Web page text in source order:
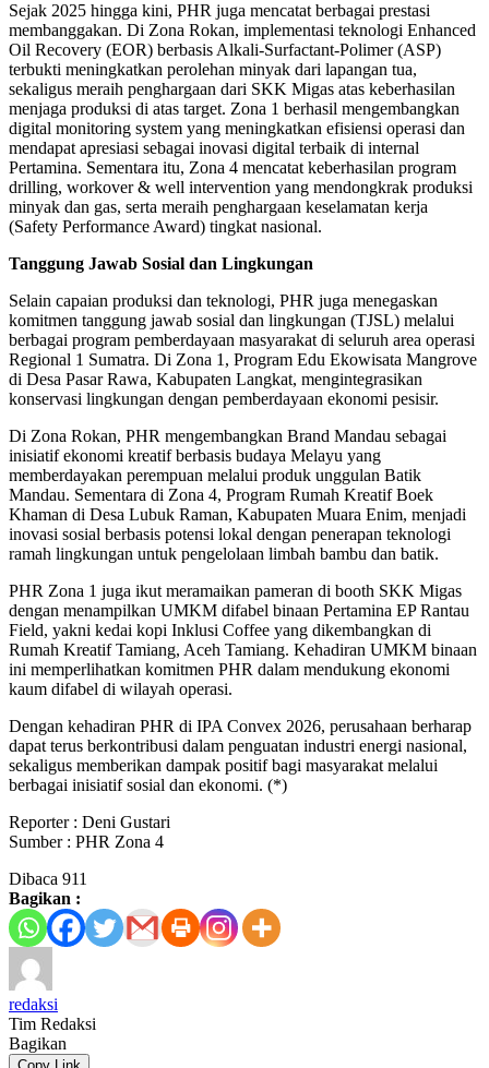
Sejak 2025 hingga kini, PHR juga mencatat berbagai prestasi
membanggakan. Di Zona Rokan, implementasi teknologi Enhanced
Oil Recovery (EOR) berbasis Alkali-Surfactant-Polimer (ASP)
terbukti meningkatkan perolehan minyak dari lapangan tua,
sekaligus meraih penghargaan dari SKK Migas atas keberhasilan
menjaga produksi di atas target. Zona 1 berhasil mengembangkan
digital monitoring system yang meningkatkan efisiensi operasi dan
mendapat apresiasi sebagai inovasi digital terbaik di internal
Pertamina. Sementara itu, Zona 4 mencatat keberhasilan program
drilling, workover & well intervention yang mendongkrak produksi
minyak dan gas, serta meraih penghargaan keselamatan kerja
(Safety Performance Award) tingkat nasional.
Tanggung Jawab Sosial dan Lingkungan
Selain capaian produksi dan teknologi, PHR juga menegaskan
komitmen tanggung jawab sosial dan lingkungan (TJSL) melalui
berbagai program pemberdayaan masyarakat di seluruh area operasi
Regional 1 Sumatra. Di Zona 1, Program Edu Ekowisata Mangrove
di Desa Pasar Rawa, Kabupaten Langkat, mengintegrasikan
konservasi lingkungan dengan pemberdayaan ekonomi pesisir.
Di Zona Rokan, PHR mengembangkan Brand Mandau sebagai
inisiatif ekonomi kreatif berbasis budaya Melayu yang
memberdayakan perempuan melalui produk unggulan Batik
Mandau. Sementara di Zona 4, Program Rumah Kreatif Boek
Khaman di Desa Lubuk Raman, Kabupaten Muara Enim, menjadi
inovasi sosial berbasis potensi lokal dengan penerapan teknologi
ramah lingkungan untuk pengelolaan limbah bambu dan batik.
PHR Zona 1 juga ikut meramaikan pameran di booth SKK Migas
dengan menampilkan UMKM difabel binaan Pertamina EP Rantau
Field, yakni kedai kopi Inklusi Coffee yang dikembangkan di
Rumah Kreatif Tamiang, Aceh Tamiang. Kehadiran UMKM binaan
ini memperlihatkan komitmen PHR dalam mendukung ekonomi
kaum difabel di wilayah operasi.
Dengan kehadiran PHR di IPA Convex 2026, perusahaan berharap
dapat terus berkontribusi dalam penguatan industri energi nasional,
sekaligus memberikan dampak positif bagi masyarakat melalui
berbagai inisiatif sosial dan ekonomi. (*)
Reporter : Deni Gustari
Sumber : PHR Zona 4
Dibaca 911
Bagikan :
redaksi
Tim Redaksi
Bagikan